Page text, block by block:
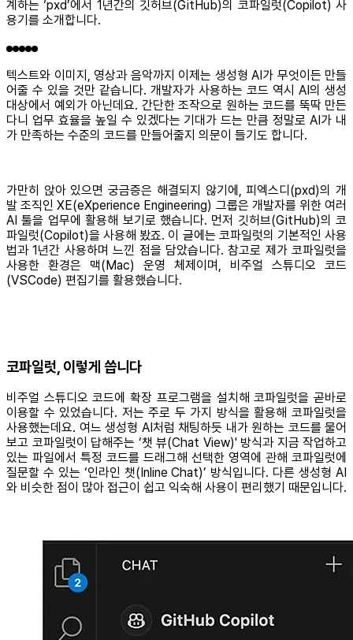
계하는 ‘pxd’에서 1년간의 깃허브(GitHub)의 코파일럿(Copilot) 사
용기를 소개합니다.
텍스트와 이미지, 영상과 음악까지 이제는 생성형 AI가 무엇이든 만들
어줄 수 있을 것만 같습니다. 개발자가 사용하는 코드 역시 AI의 생성
대상에서 예외가 아닌데요. 간단한 조작으로 원하는 코드를 뚝딱 만든
다니 업무 효율을 높일 수 있겠다는 기대가 드는 만큼 정말로 AI가 내
가 만족하는 수준의 코드를 만들어줄지 의문이 들기도 합니다.
가만히 앉아 있으면 궁금증은 해결되지 않기에, 피엑스디(pxd)의 개
발 조직인 XE(eXperience Engineering) 그룹은 개발자를 위한 여러
AI 툴을 업무에 활용해 보기로 했습니다. 먼저 깃허브(GitHub)의 코
파일럿(Copilot)을 사용해 봤죠. 이 글에는 코파일럿의 기본적인 사용
법과 1년간 사용하며 느낀 점을 담았습니다. 참고로 제가 코파일럿을
사용한 환경은 맥(Mac) 운영 체제이며, 비주얼 스튜디오 코드
(VSCode) 편집기를 활용했습니다.
코파일럿, 이렇게 씁니다
비주얼 스튜디오 코드에 확장 프로그램을 설치해 코파일럿을 곧바로
이용할 수 있었습니다. 저는 주로 두 가지 방식을 활용해 코파일럿을
사용했는데요. 여느 생성형 AI처럼 채팅하듯 내가 원하는 코드를 물어
보고 코파일럿이 답해주는 ‘챗 뷰(Chat View)' 방식과 지금 작업하고
있는 파일에서 특정 코드를 드래그해 선택한 영역에 관해 코파일럿에
질문할 수 있는 ‘인라인 챗(Inline Chat)’ 방식입니다. 다른 생성형 AI
와 비슷한 점이 많아 접근이 쉽고 익숙해 사용이 편리했기 때문입니다.